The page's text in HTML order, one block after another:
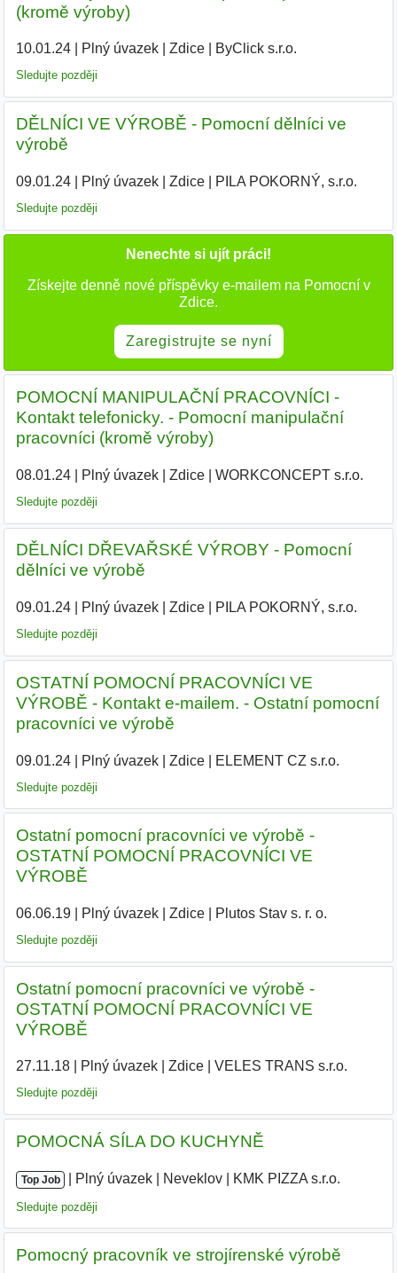
(kromě výroby)
10.01.24| Plný úvazek| Zdice| ByClick s.r.o.
Sledujte později
DĚLNÍCI VE VÝROBĚ - Pomocní dělníci ve
výrobě
09.01.24| Plný úvazek| Zdice| PILA POKORNÝ, s.r.o.
Sledujte později
Nenechte si ujít práci!
Získejte denně nové příspěvky e-mailem na Pomocní v
Zdice.
Zaregistrujte se nyní
POMOCNÍ MANIPULAČNÍ PRACOVNÍCI -
Kontakt telefonicky. - Pomocní manipulační
pracovníci (kromě výroby)
08.01.24| Plný úvazek| Zdice| WORKCONCEPT s.r.o.
Sledujte později
DĚLNÍCI DŘEVAŘSKÉ VÝROBY - Pomocní
dělníci ve výrobě
09.01.24| Plný úvazek| Zdice| PILA POKORNÝ, s.r.o.
Sledujte později
OSTATNÍ POMOCNÍ PRACOVNÍCI VE
VÝROBĚ - Kontakt e-mailem. - Ostatní pomocní
pracovníci ve výrobě
09.01.24| Plný úvazek| Zdice| ELEMENT CZ s.r.o.
Sledujte později
Ostatní pomocní pracovníci ve výrobě -
OSTATNÍ POMOCNÍ PRACOVNÍCI VE
VÝROBĚ
06.06.19| Plný úvazek| Zdice| Plutos Stav s. r. o.
Sledujte později
Ostatní pomocní pracovníci ve výrobě -
OSTATNÍ POMOCNÍ PRACOVNÍCI VE
VÝROBĚ
27.11.18| Plný úvazek| Zdice| VELES TRANS s.r.o.
Sledujte později
POMOCNÁ SÍLA DO KUCHYNĚ
Top Job Plný úvazek Neveklov KMK PIZZA s.r.o.
Sledujte později
Pomocný pracovník ve strojírenské výrobě